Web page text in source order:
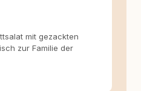
mit gezackten
zur Familie der